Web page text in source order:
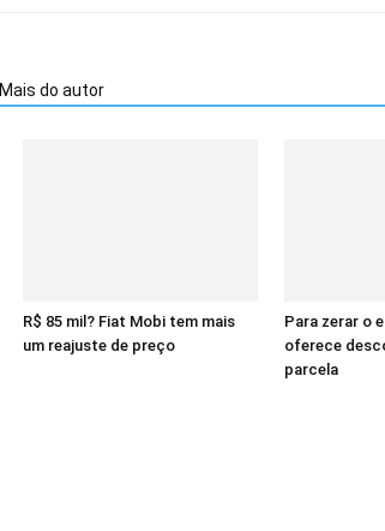
Mais do autor
R$ 85 mil? Fiat Mobi tem mais
um reajuste de preço
Para zerar o
oferece
parcela